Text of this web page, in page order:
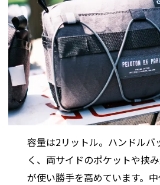
容量は2リットル。ハンドルバ
く、両サイドのポケットや挟
が使い勝手を高めています。